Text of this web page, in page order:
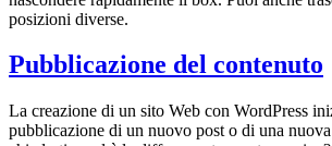
posizioni diverse.
Pubblicazione del contenuto
La creazione di un sito Web con WordPress
pubblicazione di un nuovo post o di una